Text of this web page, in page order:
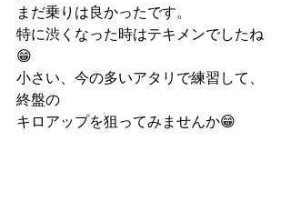
まだ乗りは良かったです。
特に渋くなった時はテキメンでしたね
😁
小さい、今の多いアタリで練習して、
終盤の
キロアップを狙ってみませんか😁